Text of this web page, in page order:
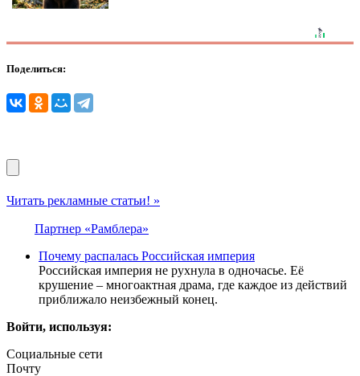
Поделиться:
Читать рекламные статьи! »
Партнер «Рамблера»
Почему распалась Российская империя
Российская империя не рухнула в одночасье. Её
крушение – многоактная драма, где каждое из действий
приближало неизбежный конец.
Войти, используя:
Социальные сети
Почту